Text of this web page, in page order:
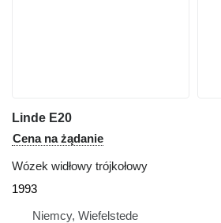
Linde E20
Cena na żądanie
Wózek widłowy trójkołowy
1993
Niemcy, Wiefelstede